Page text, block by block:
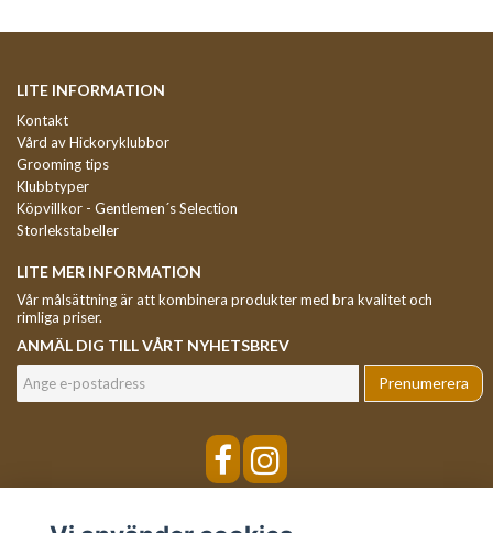
LITE INFORMATION
Kontakt
Vård av Hickoryklubbor
Grooming tips
Klubbtyper
Köpvillkor - Gentlemen´s Selection
Storlekstabeller
LITE MER INFORMATION
Vår målsättning är att kombinera produkter med bra kvalitet och
rimliga priser.
ANMÄL DIG TILL VÅRT NYHETSBREV
Prenumerera